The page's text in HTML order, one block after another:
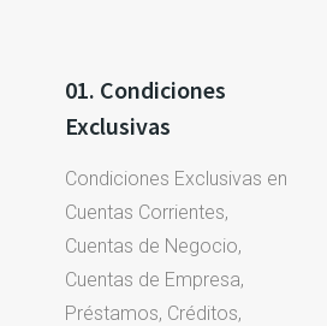
01. Condiciones
Exclusivas
Condiciones Exclusivas en
Cuentas Corrientes,
Cuentas de Negocio,
Cuentas de Empresa,
Préstamos, Créditos,